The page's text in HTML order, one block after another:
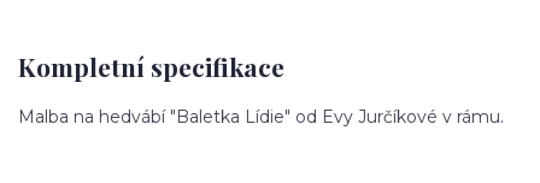
Kompletní specifikace
Malba na hedvábí "Baletka Lídie" od Evy Jurčíkové v rámu.